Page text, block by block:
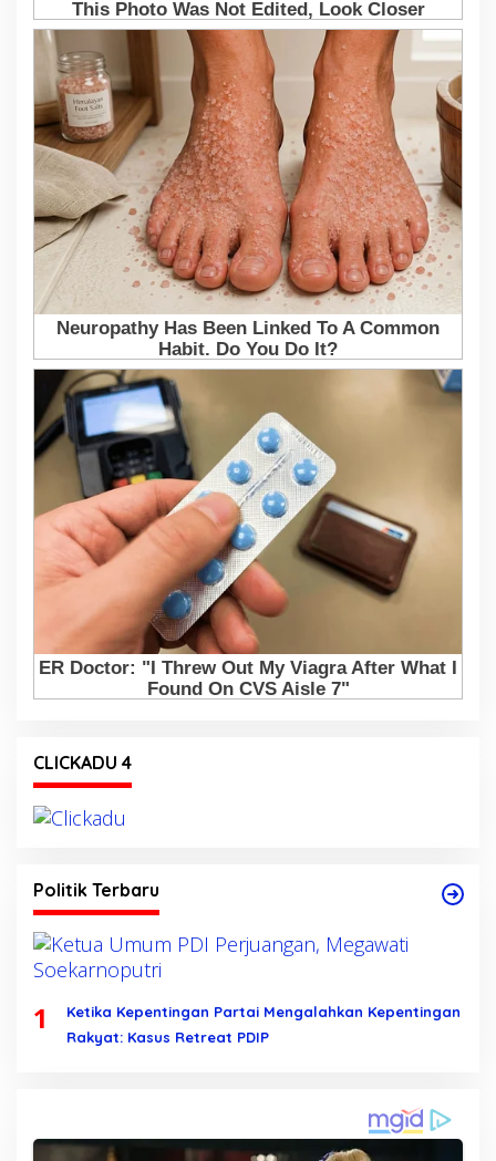
CLICKADU 4
Politik Terbaru
1
Ketika Kepentingan Partai Mengalahkan Kepentingan
Rakyat: Kasus Retreat PDIP